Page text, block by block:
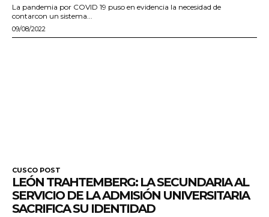
La pandemia por COVID 19 puso en evidencia la necesidad de
contarcon un sistema...
09/08/2022
CUSCO POST
LEÓN TRAHTEMBERG: LA SECUNDARIA AL
SERVICIO DE LA ADMISIÓN UNIVERSITARIA
SACRIFICA SU IDENTIDAD